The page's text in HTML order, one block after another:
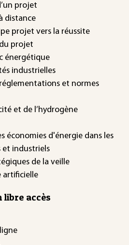
projet
distance
projet vers la réussite
projet
énergétique
industrielles
et normes
et de l’hydrogène
économies d'énergie dans les
industriels
de la veille
artificielle
libre accès